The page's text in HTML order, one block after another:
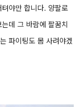
야만 합니다. 양팔로
데 그 바람에 팔꿈치
파이팅도 몸 사려야겠